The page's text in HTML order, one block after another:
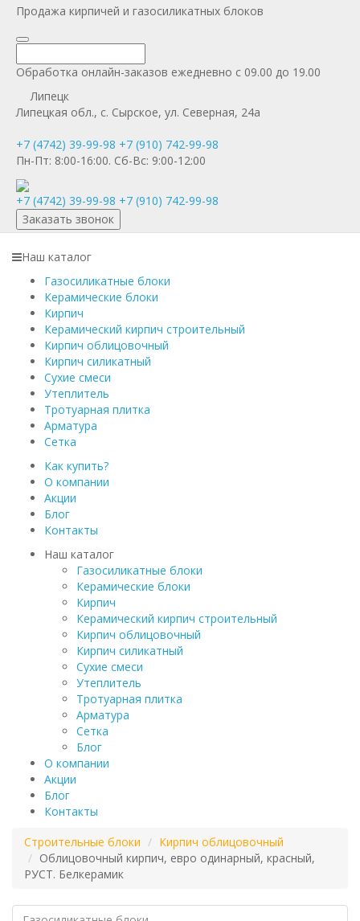
Продажа кирпичей и газосиликатных блоков
Обработка онлайн-заказов ежедневно с 09.00 до 19.00
Липецк
Липецкая обл., с. Сырское, ул. Северная, 24а
+7 (4742) 39-99-98 +7 (910) 742-99-98
Пн-Пт: 8:00-16:00. Сб-Вс: 9:00-12:00
+7 (4742) 39-99-98 +7 (910) 742-99-98
Заказать звонок
Наш каталог
Газосиликатные блоки
Керамические блоки
Кирпич
Керамический кирпич строительный
Кирпич облицовочный
Кирпич силикатный
Сухие смеси
Утеплитель
Тротуарная плитка
Арматура
Сетка
Как купить?
О компании
Акции
Блог
Контакты
Наш каталог
Газосиликатные блоки
Керамические блоки
Кирпич
Керамический кирпич строительный
Кирпич облицовочный
Кирпич силикатный
Сухие смеси
Утеплитель
Тротуарная плитка
Арматура
Сетка
Блог
О компании
Акции
Блог
Контакты
Строительные блоки
Кирпич облицовочный
Облицовочный кирпич, евро одинарный, красный,
РУСТ. Белкерамик